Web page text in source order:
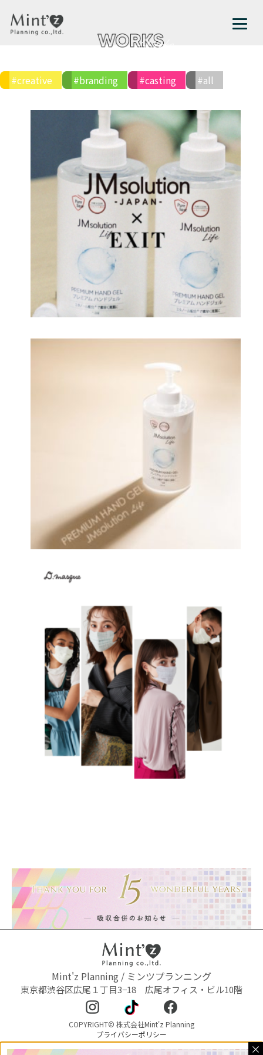
#creative #branding #casting #all
株式会社サン・スマイル
キャスティング / CSR / 商品認知拡大
パッケージデザイン / Instagram公式アカウン
ト運用 / インフルエンサーキャスティング
Mint'z Planning / ミンツプランニング
東京都渋谷区広尾１丁目3−18 広尾オフィス・ビル10階
COPYRIGHT© 株式会社Mint'z Planning
プライバシーポリシー